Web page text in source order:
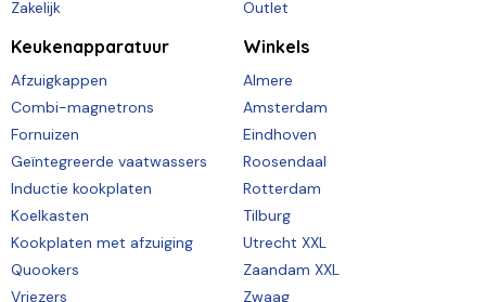
Zakelijk
Outlet
Keukenapparatuur
Afzuigkappen
Combi-magnetrons
Fornuizen
Geïntegreerde vaatwassers
Inductie kookplaten
Koelkasten
Kookplaten met afzuiging
Quookers
Vriezers
Winkels
Almere
Amsterdam
Eindhoven
Roosendaal
Rotterdam
Tilburg
Utrecht XXL
Zaandam XXL
Zwaag